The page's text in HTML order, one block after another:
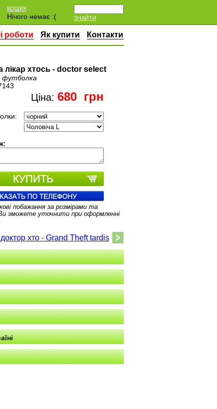
ЗНАЙТИ
КОШИК
Нічого немає :(
роботи Як купити Контакти
лікар хтось - doctor select
футболка
Ціна: 680 грн
побажання за розмірами та
зможете уточнити при оформленні
доктор хто - Grand Theft tardis